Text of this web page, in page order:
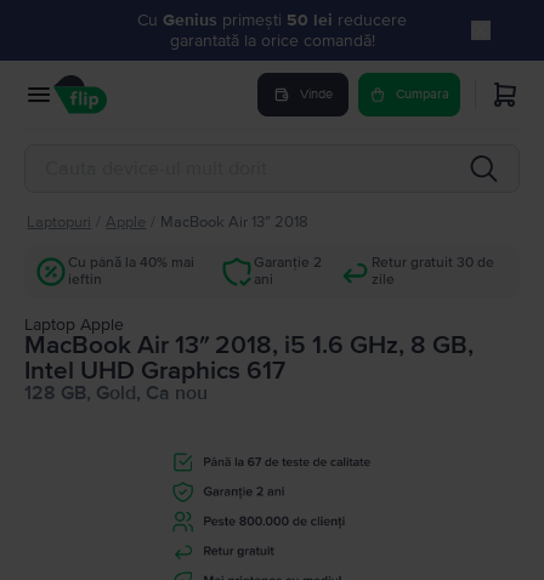
Cu Genius primești 50 lei reducere
garantată la orice comandă!
Vinde Cumpara
Laptopuri Apple MacBook Air 13″ 2018
Cu până la 40% mai
ieftin
Garanție 2
ani
Retur gratuit 30 de
zile
Laptop Apple
MacBook Air 13″ 2018, i5 1.6 GHz, 8 GB,
Intel UHD Graphics 617
128 GB, Gold, Ca nou